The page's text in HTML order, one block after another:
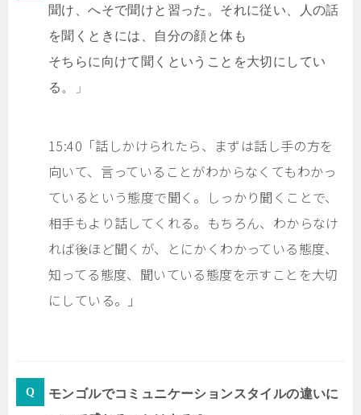
聞け、へそで聞けと習った。それに従い、人の話
を聞くときには、自分の顔と体も
そちらに向けて聞くということを大切にしてい
る。」
15:40「話しかけられたら、まずは話し手の方を
向いて、言っていることがわからなくてもわかっ
ているという態度で聞く。しっかり聞くことで、
相手もより話してくれる。もちろん、わからなけ
れば後ほど聞くが、とにかくわかっている態度、
知ってる態度、聞いている態度を示すことを大切
にしている。」
モンゴルでコミュニケーションスタイルの違いに